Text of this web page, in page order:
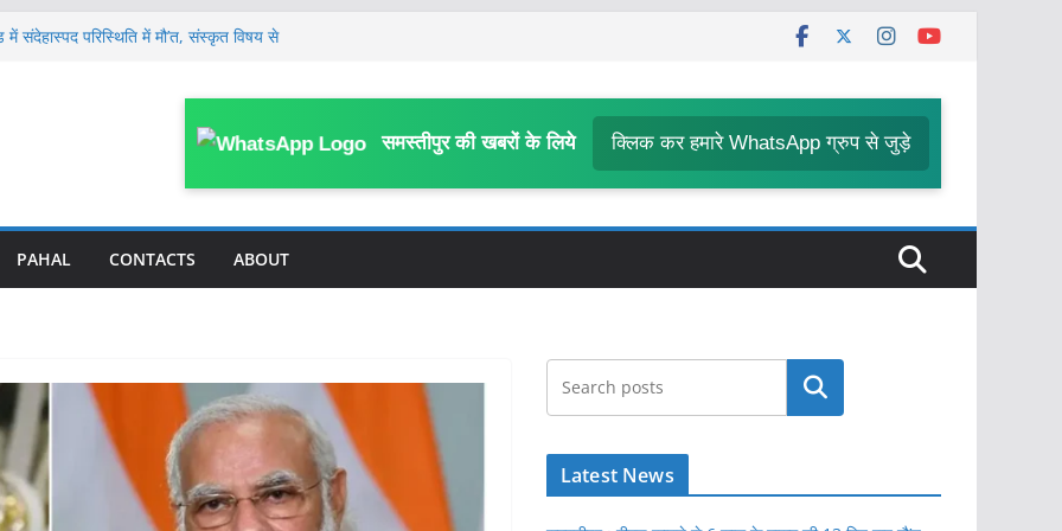
संदेहास्पद परिस्थिति में मौ’त, संस्कृत विषय से
जिला स्तरीय कार्यशाला आयोजित, विभागीय
लंबे समय से गिरफ्तारी के लिए मुफस्सिल
समस्तीपुर की खबरों के लिये क्लिक कर हमारे WhatsApp ग्रुप से जुड़े
PAHAL CONTACTS ABOUT
खोजें
Latest News